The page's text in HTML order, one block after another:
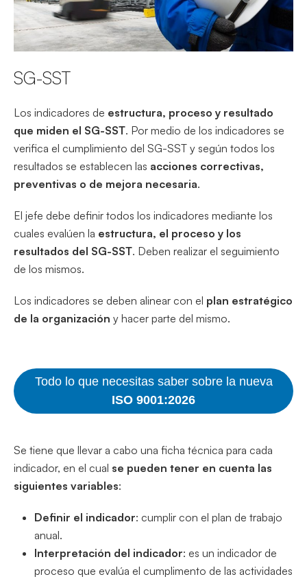
SG-SST
Los indicadores de estructura, proceso y resultado
que miden el SG-SST. Por medio de los indicadores se
verifica el cumplimiento del SG-SST y según todos los
resultados se establecen las acciones correctivas,
preventivas o de mejora necesaria.
El jefe debe definir todos los indicadores mediante los
cuales evalúen la estructura, el proceso y los
resultados del SG-SST. Deben realizar el seguimiento
de los mismos.
Los indicadores se deben alinear con el plan estratégico
de la organización y hacer parte del mismo.
Todo lo que necesitas saber sobre la nueva
ISO 9001:2026
Se tiene que llevar a cabo una ficha técnica para cada
indicador, en el cual se pueden tener en cuenta las
siguientes variables:
Definir el indicador: cumplir con el plan de trabajo
anual.
Interpretación del indicador: es un indicador de
proceso que evalúa el cumplimento de las actividades